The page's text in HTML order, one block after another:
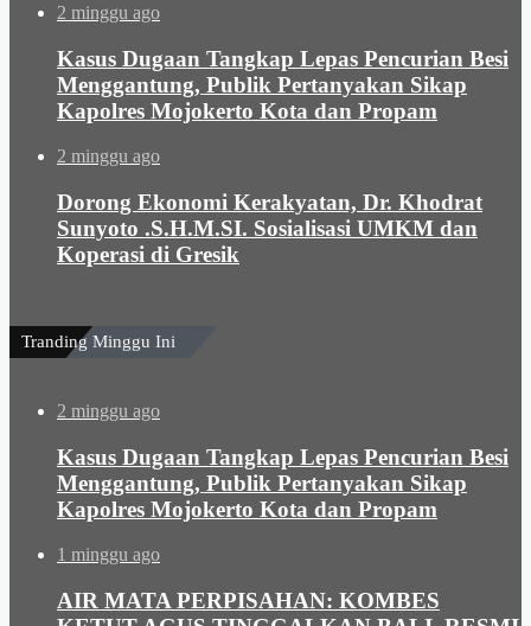
2 minggu ago
Kasus Dugaan Tangkap Lepas Pencurian Besi
Menggantung, Publik Pertanyakan Sikap
Kapolres Mojokerto Kota dan Propam
2 minggu ago
Dorong Ekonomi Kerakyatan, Dr. Khodrat
Sunyoto .S.H.M.SI. Sosialisasi UMKM dan
Koperasi di Gresik
Tranding Minggu Ini
2 minggu ago
Kasus Dugaan Tangkap Lepas Pencurian Besi
Menggantung, Publik Pertanyakan Sikap
Kapolres Mojokerto Kota dan Propam
1 minggu ago
AIR MATA PERPISAHAN: KOMBES